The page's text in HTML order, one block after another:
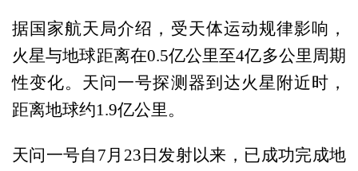
据国家航天局介绍，受天体运动规律影响，
火星与地球距离在0.5亿公里至4亿多公里周期
性变化。天问一号探测器到达火星附近时，
距离地球约1.9亿公里。
天问一号自7月23日发射以来，已成功完成地